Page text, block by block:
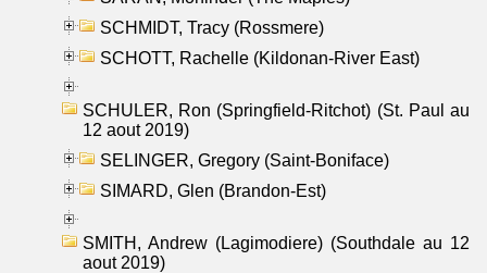
SCHMIDT, Tracy (Rossmere)
SCHOTT, Rachelle (Kildonan-River East)
SCHULER, Ron (Springfield-Ritchot) (St. Paul au
12 aout 2019)
SELINGER, Gregory (Saint-Boniface)
SIMARD, Glen (Brandon-Est)
SMITH, Andrew (Lagimodiere) (Southdale au 12
aout 2019)